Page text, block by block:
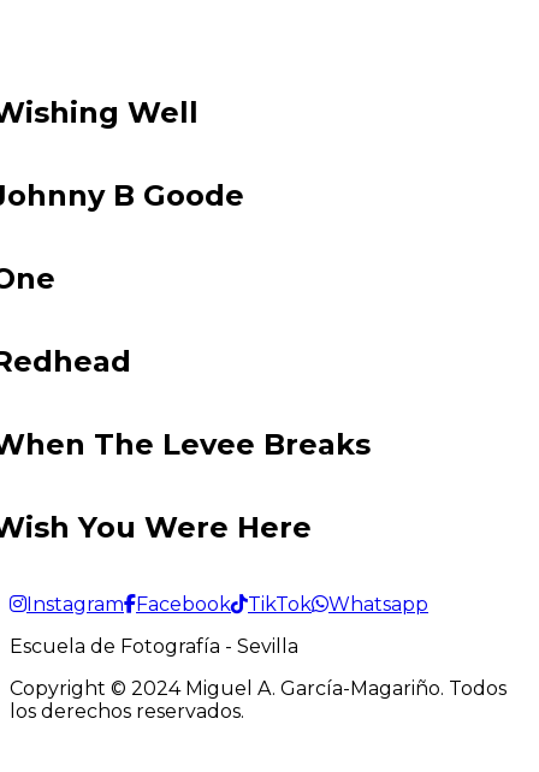
Well
B Goode
The Levee Breaks
You Were Here
Instagram Facebook TikTok
Whatsapp
Escuela de Fotografía - Sevilla
Copyright © 2024 Miguel A. García-Magariño. Todos
los derechos reservados.